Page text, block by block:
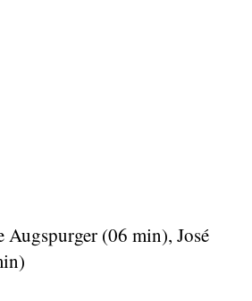
Augspurger (06 min), José